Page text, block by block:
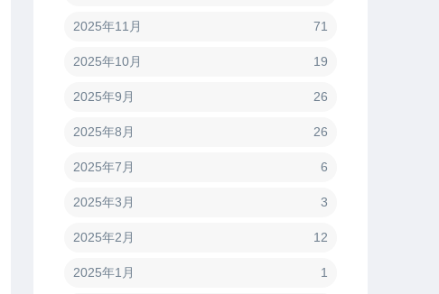
2025年11月 71
2025年10月 19
2025年9月 26
2025年8月 26
2025年7月 6
2025年3月 3
2025年2月 12
2025年1月 1